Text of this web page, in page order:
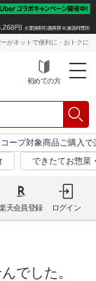
がネットで便利に・おトクに
初めての方
ープ対象商品ご購入
できたてお惣菜
天会員登録 ログイン
でした。